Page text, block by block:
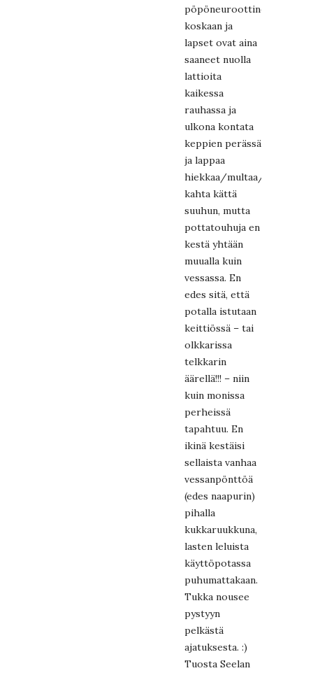
pöpöneuroottinen
koskaan ja
lapset ovat aina
saaneet nuolla
lattioita
kaikessa
rauhassa ja
ulkona kontata
keppien perässä
ja lappaa
hiekkaa/multaa/
kahta kättä
suuhun, mutta
pottatouhuja en
kestä yhtään
muualla kuin
vessassa. En
edes sitä, että
potalla istutaan
keittiössä – tai
olkkarissa
telkkarin
äärellä!!! – niin
kuin monissa
perheissä
tapahtuu. En
ikinä kestäisi
sellaista vanhaa
vessanpönttöä
(edes naapurin)
pihalla
kukkaruukkuna,
lasten leluista
käyttöpotassa
puhumattakaan.
Tukka nousee
pystyyn
pelkästä
ajatuksesta. :)
Tuosta Seelan